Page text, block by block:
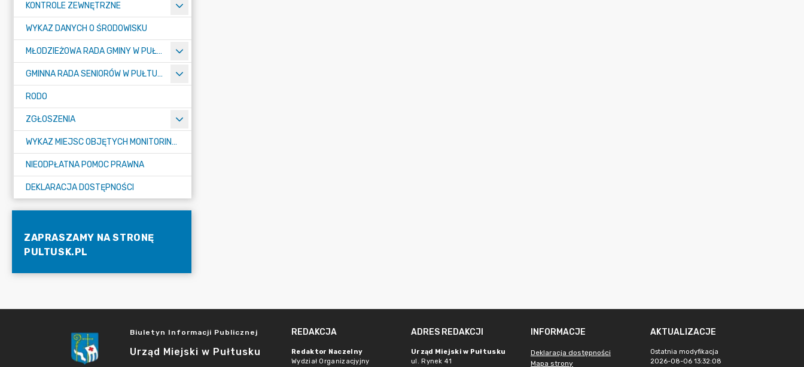
KONTROLE ZEWNĘTRZNE
WYKAZ DANYCH O ŚRODOWISKU
MŁODZIEŻOWA RADA GMINY W PUŁTUSKU
GMINNA RADA SENIORÓW W PUŁTUSKU
RODO
ZGŁOSZENIA
WYKAZ MIEJSC OBJĘTYCH MONITORINGIEM
NIEODPŁATNA POMOC PRAWNA
DEKLARACJA DOSTĘPNOŚCI
ZAPRASZAMY NA STRONĘ
PULTUSK.PL
Biuletyn Informacji Publicznej
Urząd Miejski w Pułtusku
REDAKCJA
Redaktor Naczelny
Wydział Organizacjyjny
ADRES REDAKCJI
Urząd Miejski w Pułtusku
ul. Rynek 41
INFORMACJE
Deklaracja dostępności
Mapa strony
AKTUALIZACJE
Ostatnia modyfikacja
2026-08-06 13:32:08